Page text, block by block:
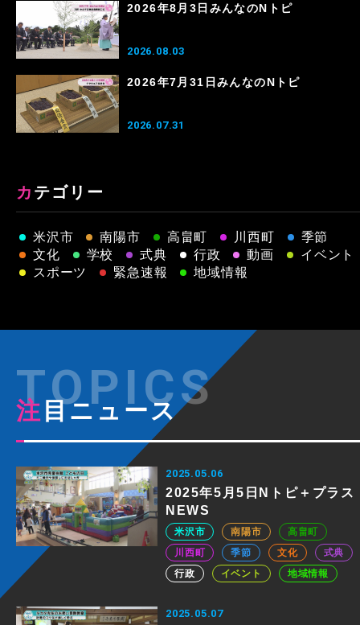
2026年8月3日みんなのNトピ
2026.08.03
2026年7月31日みんなのNトピ
2026.07.31
カテゴリー
米沢市 南陽市 高畠町 川西町
季節
文化
学校 式典 行政 動画
イベント
スポーツ
緊急速報 地域情報
注目ニュース
2025.05.06
2025年5月5日Nトピ＋プラス
NEWS
米沢市 南陽市
高畠町
川西町
季節 文化
式典
行政
イベント 地域情報
2025.05.07